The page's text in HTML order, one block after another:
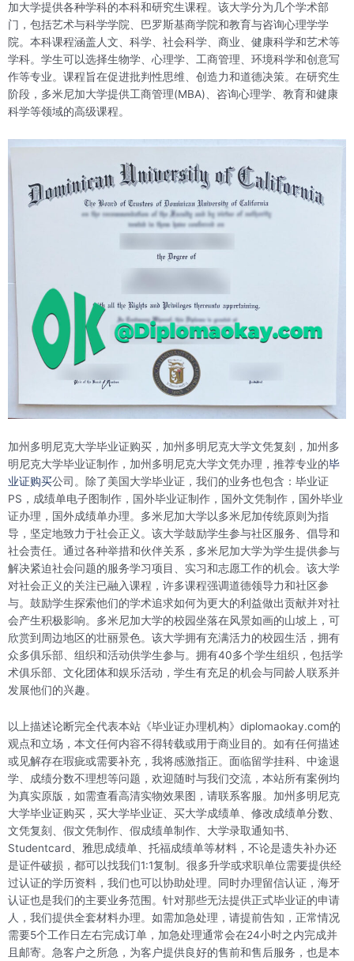
加大学提供各种学科的本科和研究生课程。该大学分为几个学术部
门，包括艺术与科学学院、巴罗斯基商学院和教育与咨询心理学学
院。本科课程涵盖人文、科学、社会科学、商业、健康科学和艺术等
学科。学生可以选择生物学、心理学、工商管理、环境科学和创意写
作等专业。课程旨在促进批判性思维、创造力和道德决策。在研究生
阶段，多米尼加大学提供工商管理(MBA)、咨询心理学、教育和健康
科学等领域的高级课程。
加州多明尼克大学毕业证购买，加州多明尼克大学文凭复刻，加州多
明尼克大学毕业证制作，加州多明尼克大学文凭办理，推荐专业的毕
业证购买公司。除了美国大学毕业证，我们的业务也包含：毕业证
PS，成绩单电子图制作，国外毕业证制作，国外文凭制作，国外毕业
证办理，国外成绩单办理。多米尼加大学以多米尼加传统原则为指
导，坚定地致力于社会正义。该大学鼓励学生参与社区服务、倡导和
社会责任。通过各种举措和伙伴关系，多米尼加大学为学生提供参与
解决紧迫社会问题的服务学习项目、实习和志愿工作的机会。该大学
对社会正义的关注已融入课程，许多课程强调道德领导力和社区参
与。鼓励学生探索他们的学术追求如何为更大的利益做出贡献并对社
会产生积极影响。多米尼加大学的校园坐落在风景如画的山坡上，可
欣赏到周边地区的壮丽景色。该大学拥有充满活力的校园生活，拥有
众多俱乐部、组织和活动供学生参与。拥有40多个学生组织，包括学
术俱乐部、文化团体和娱乐活动，学生有充足的机会与同龄人联系并
发展他们的兴趣。
以上描述论断完全代表本站《毕业证办理机构》diplomaokay.com的
观点和立场，本文任何内容不得转载或用于商业目的。如有任何描述
或见解存在瑕疵或需要补充，我将感激指正。面临留学挂科、中途退
学、成绩分数不理想等问题，欢迎随时与我们交流，本站所有案例均
为真实原版，如需查看高清实物效果图，请联系客服。加州多明尼克
大学毕业证购买，买大学毕业证、买大学成绩单、修改成绩单分数、
文凭复刻、假文凭制作、假成绩单制作、大学录取通知书、
Studentcard、雅思成绩单、托福成绩单等材料，不论是遗失补办还
是证件破损，都可以找我们1:1复制。很多升学或求职单位需要提供经
过认证的学历资料，我们也可以协助处理。同时办理留信认证，海牙
认证也是我们的主要业务范围。针对那些无法提供正式毕业证的申请
人，我们提供全套材料办理。如需加急处理，请提前告知，正常情况
需要5个工作日左右完成订单，加急处理通常会在24小时之内完成并
且邮寄。急客户之所急，为客户提供良好的售前和售后服务，也是本